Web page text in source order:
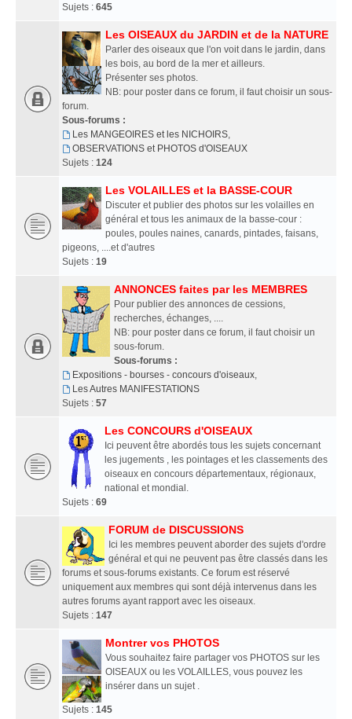
Sujets : 645
Les OISEAUX du JARDIN et de la NATURE
Parler des oiseaux que l'on voit dans le jardin, dans
les bois, au bord de la mer et ailleurs.
Présenter ses photos.
NB: pour poster dans ce forum, il faut choisir un sous-
forum.
Sous-forums :
Les MANGEOIRES et les NICHOIRS,
OBSERVATIONS et PHOTOS d'OISEAUX
Sujets : 124
Les VOLAILLES et la BASSE-COUR
Discuter et publier des photos sur les volailles en
général et tous les animaux de la basse-cour :
poules, poules naines, canards, pintades, faisans,
pigeons, ....et d'autres
Sujets : 19
ANNONCES faites par les MEMBRES
Pour publier des annonces de cessions,
recherches, échanges, ....
NB: pour poster dans ce forum, il faut choisir un
sous-forum.
Sous-forums :
Expositions - bourses - concours d'oiseaux,
Les Autres MANIFESTATIONS
Sujets : 57
Les CONCOURS d'OISEAUX
Ici peuvent être abordés tous les sujets concernant
les jugements , les pointages et les classements des
oiseaux en concours départementaux, régionaux,
national et mondial.
Sujets : 69
FORUM de DISCUSSIONS
Ici les membres peuvent aborder des sujets d'ordre
général et qui ne peuvent pas être classés dans les
forums et sous-forums existants. Ce forum est réservé
uniquement aux membres qui sont déjà intervenus dans les
autres forums ayant rapport avec les oiseaux.
Sujets : 147
Montrer vos PHOTOS
Vous souhaitez faire partager vos PHOTOS sur les
OISEAUX ou les VOLAILLES, vous pouvez les
insérer dans un sujet .
Sujets : 145